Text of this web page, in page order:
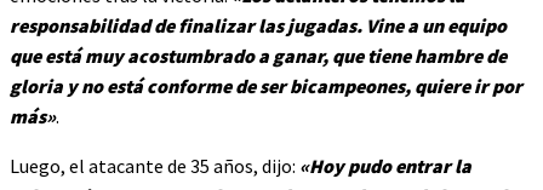
responsabilidad de finalizar las jugadas. Vine a un equipo
que está muy acostumbrado a ganar, que tiene hambre de
gloria y no está conforme de ser bicampeones, quiere ir por
más».
Luego, el atacante de 35 años, dijo: «Hoy pudo entrar la